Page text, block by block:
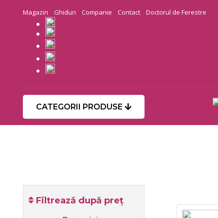
Magazin Ghiduri Companie Contact Doctorul de Ferestre
CATEGORII PRODUSE
Filtrează după preț